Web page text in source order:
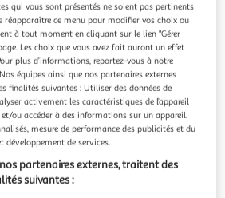
précédente
suivante
orné de Cristaux scintillants
de Cristaux scintillants.Acier
strass : 3x3mmLongueur collier :
à mousqueton.
le prix de ce produit ?
qui vous sont présentés ne soient pas pertinents
réapparaître ce menu pour modifier vos choix ou
à tout moment en cliquant sur le lien "Gérer
Les choix que vous avez fait auront un effet
plus d’informations, reportez-vous à notre
équipes ainsi que nos partenaires externes
finalités suivantes : Utiliser des données de
activement les caractéristiques de l’appareil
ou accéder à des informations sur un appareil.
mesure de performance des publicités et du
développement de services.
partenaires externes, traitent des
suivantes :